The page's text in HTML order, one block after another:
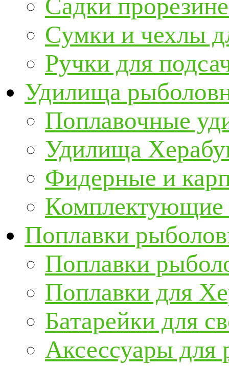
Садки
Сумки и чехлы
Ручки для
Удилища
Поплавочные
Удилища
Фидерные и
Поплавки
Поплавки
Поплавки для
Батарейки для
Аксессуары для